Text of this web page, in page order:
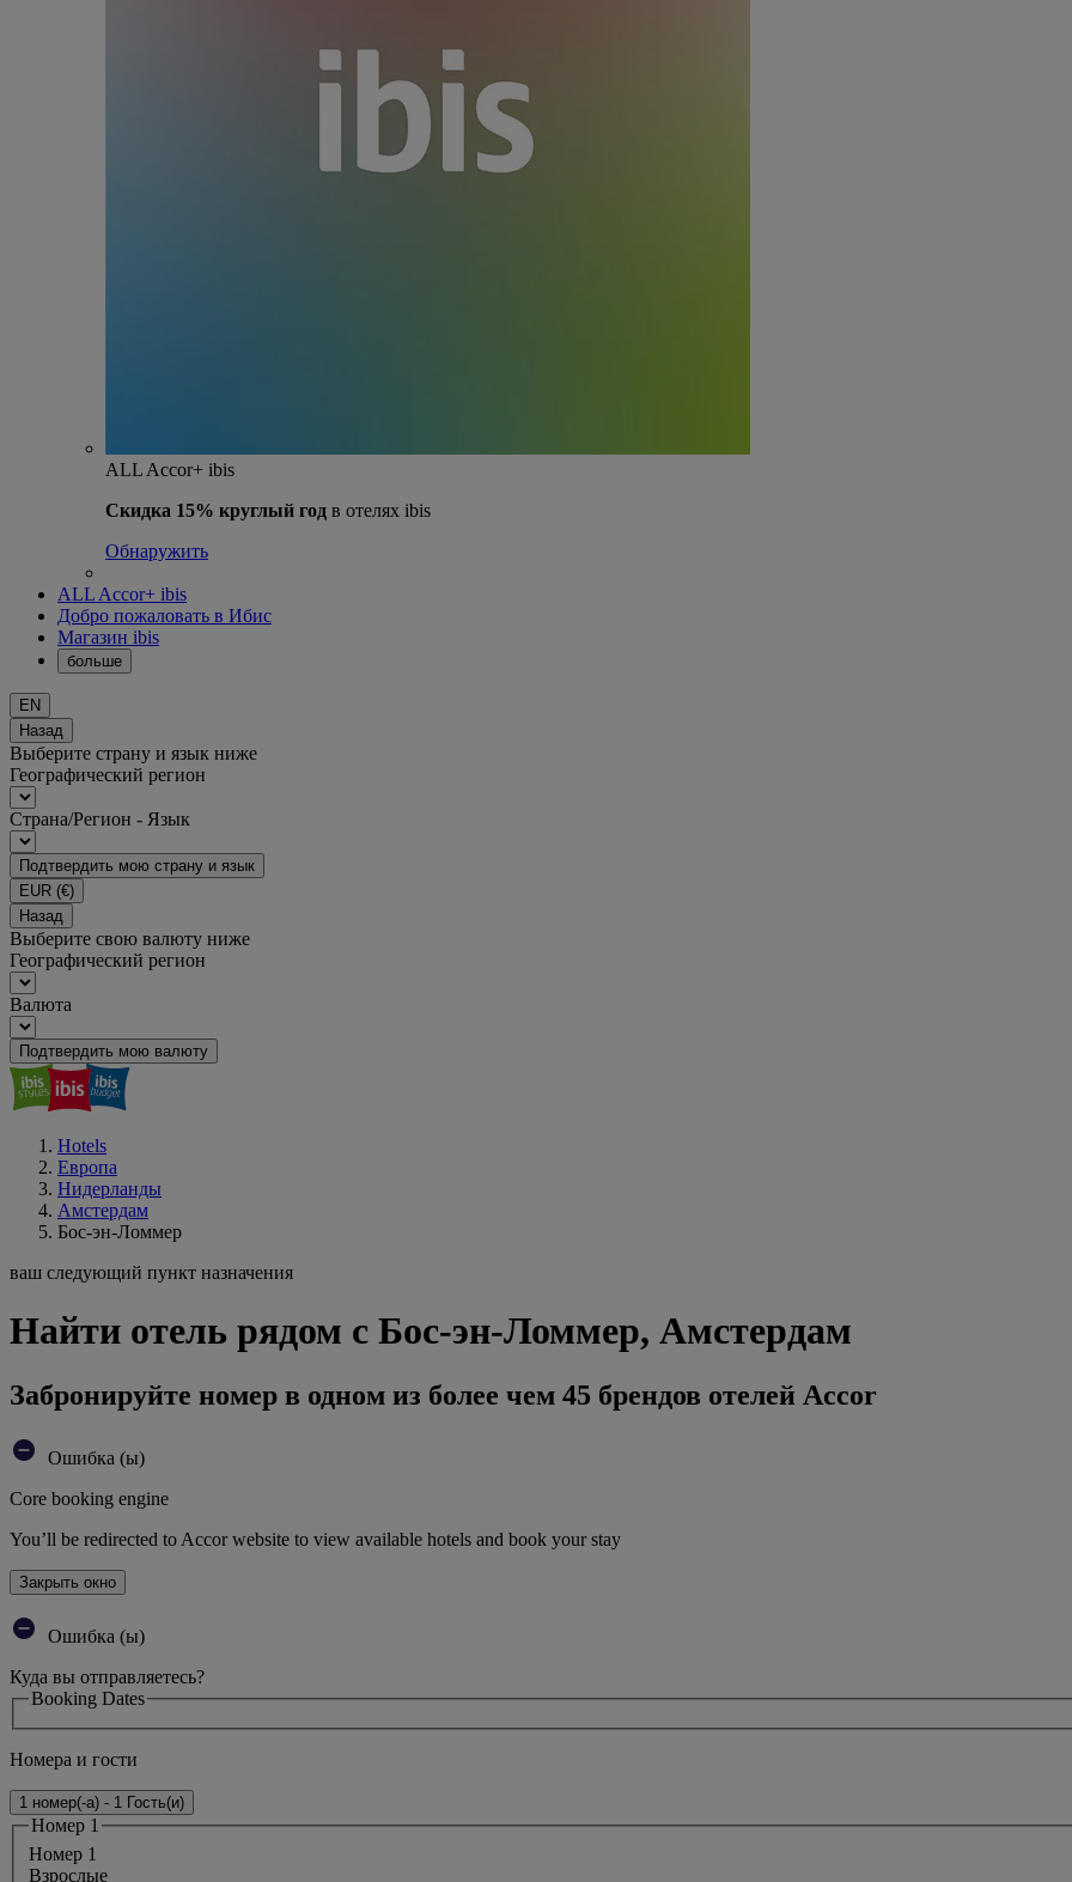
ALL Accor+ ibis
Скидка 15% круглый год в отелях ibis
Обнаружить
ALL Accor+ ibis
Добро пожаловать в Ибис
Магазин ibis
больше
EN
Назад
Выберите страну и язык ниже
Географический регион
Страна/Регион - Язык
Подтвердить мою страну и язык
EUR (€)
Назад
Выберите свою валюту ниже
Географический регион
Валюта
Подтвердить мою валюту
Hotels
Европа
Нидерланды
Амстердам
Бос-эн-Ломмер
ваш следующий пункт назначения
Найти отель рядом с Бос-эн-Ломмер, Амстердам
Забронируйте номер в одном из более чем 45 брендов отелей Accor
Ошибка (ы)
Core booking engine
You’ll be redirected to Accor website to view available hotels and book your stay
Закрыть окно
Ошибка (ы)
Куда вы отправляетесь?
Booking Dates
Номера и гости
1 номер(-а) - 1 Гость(и)
Номер 1
Номер 1
Bзрослые